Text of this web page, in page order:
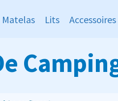
Matelas Lits Accessoires